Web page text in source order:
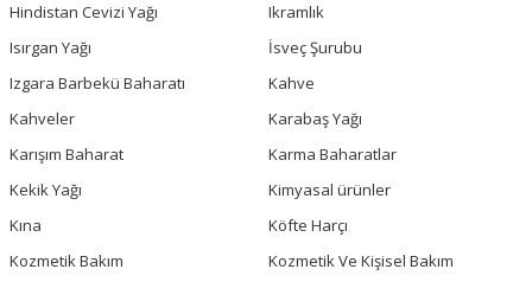
Hindistan Cevizi Yağı
Ikramlık
Isırgan Yağı
İsveç Şurubu
Izgara Barbekü Baharatı
Kahve
Kahveler
Karabaş Yağı
Karışım Baharat
Karma Baharatlar
Kekik Yağı
Kimyasal ürünler
Kına
Köfte Harçı
Kozmetik Bakım
Kozmetik Ve Kişisel Bakım